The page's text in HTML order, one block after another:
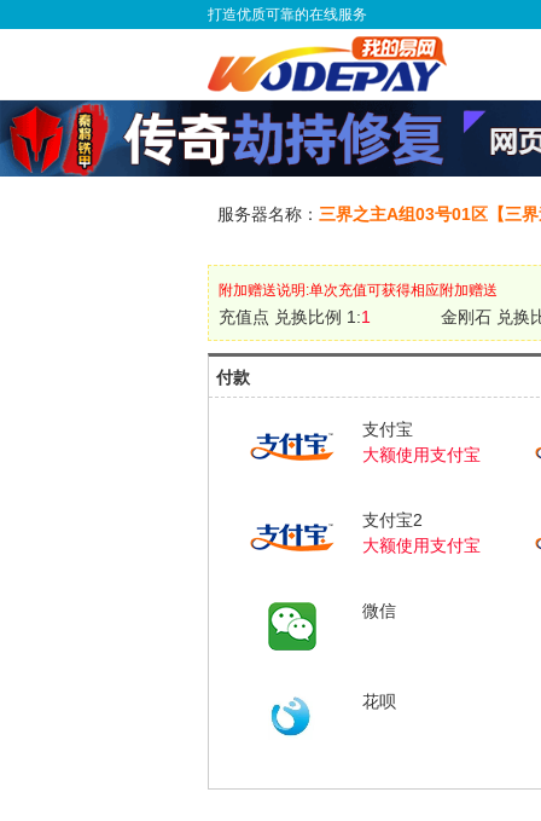
打造优质可靠的在线服务
服务器名称： 三界之主A组03号01区【三
附加赠送说明:单次充值可获得相应附加赠送
充值点 兑换比例 1:1 金刚石 兑换
付款
支付宝
大额使用支付宝
支付宝2
大额使用支付宝
微信
花呗